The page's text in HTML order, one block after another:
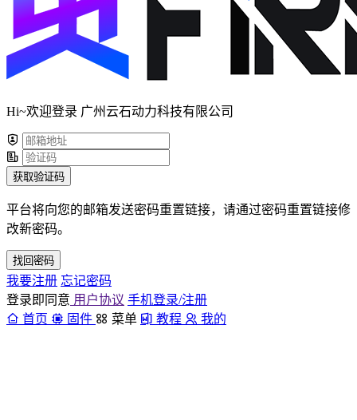
Hi~欢迎登录 广州云石动力科技有限公司
获取验证码
平台将向您的邮箱发送密码重置链接，请通过密码重置链接修
改新密码。
找回密码
我要注册 忘记密码
登录即同意 用户协议 手机登录/注册
首页
固件 菜单 教程 我的